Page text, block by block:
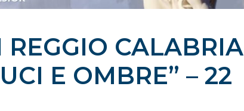
CALABRIA
E OMBRE” – 22